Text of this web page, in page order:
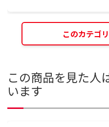
このカテゴ
この商品を見た人
います